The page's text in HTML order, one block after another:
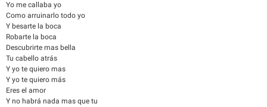
Yo me callaba yo
Como arruinarlo todo yo
Y besarte la boca
Robarte la boca
Descubrirte mas bella
Tu cabello atrás
Y yo te quiero mas
Y yo te quiero más
Eres el amor
Y no habrá nada mas que tu